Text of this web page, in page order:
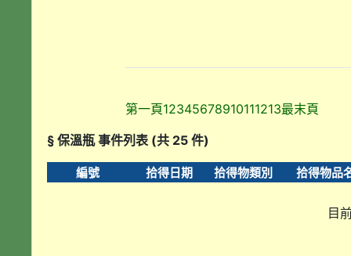
第一頁12345678910111213最末頁
§ 保溫瓶 事件列表 (共 25 件)
編號 拾得日期 拾得物類別 拾得物品
目